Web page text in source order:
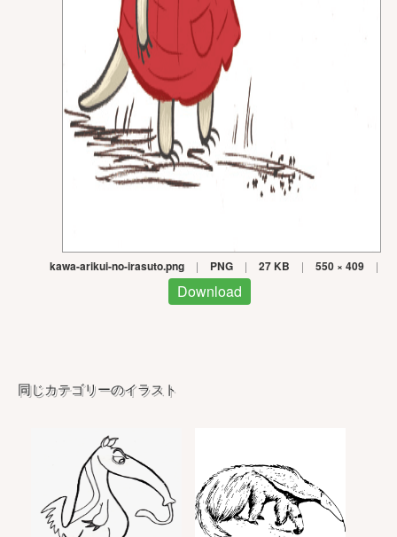
kawa-arikui-no-irasuto.png | PNG | 27 KB | 550 × 409 |
Download
同じカテゴリーのイラスト